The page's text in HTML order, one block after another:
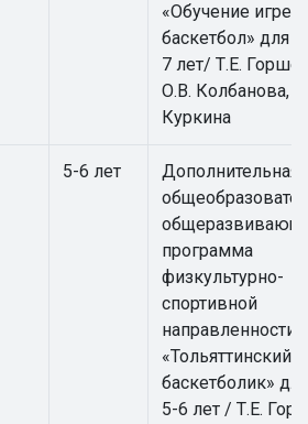
«Обучение игре в
баскетбол» для
7 лет/ Т.Е.
О.В. Колбанова,
Куркина
5-6 лет
Дополнительная
программа
физкультурно-
спортивной
направленности
«Тольяттинский
баскетболик»
5-6 лет / Т.Е.